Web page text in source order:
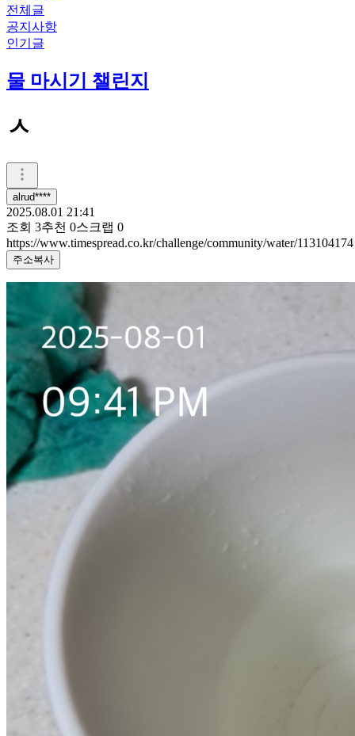
전체글
공지사항
인기글
물 마시기 챌린지
ㅅ
alrud****
2025.08.01 21:41
조회 3추천 0스크랩 0
https://www.timespread.co.kr/challenge/community/water/113104174
주소복사